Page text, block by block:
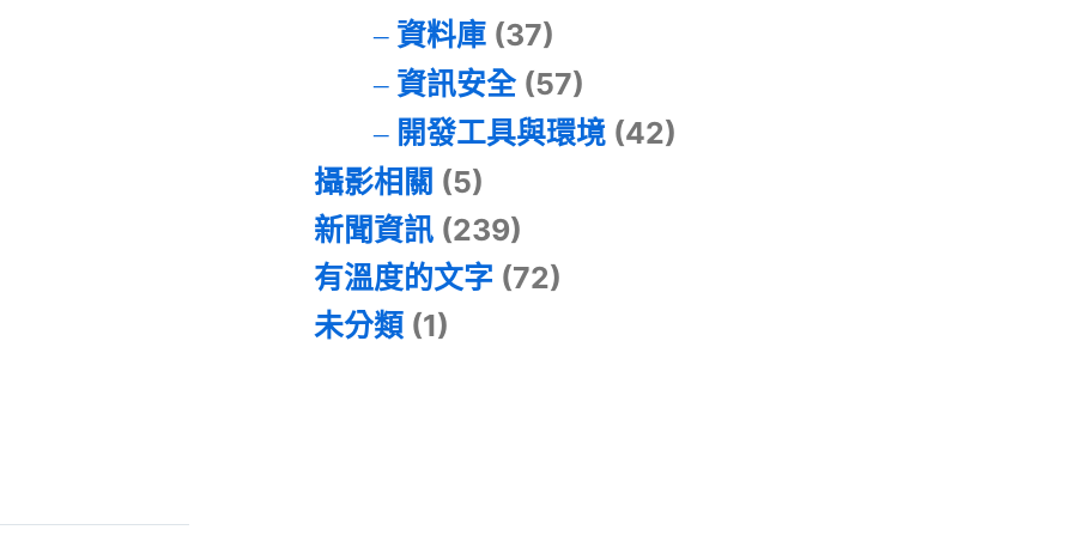
資料庫(37)
資訊安全(57)
開發工具與環境(42)
攝影相關 (5)
新聞資訊 (239)
有溫度的文字 (72)
未分類 (1)